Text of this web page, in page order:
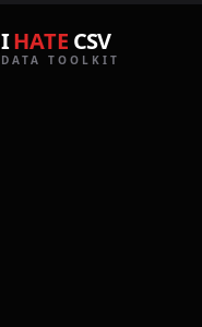
IHATE CSV
DATA TOOLKIT